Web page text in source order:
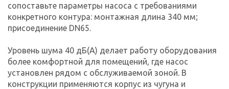
сопоставьте параметры насоса с требованиями
конкретного контура: монтажная длина 340 мм;
присоединение DN65.
Уровень шума 40 дБ(А) делает работу оборудования
более комфортной для помещений, где насос
установлен рядом с обслуживаемой зоной. В
конструкции применяются корпус из чугуна и